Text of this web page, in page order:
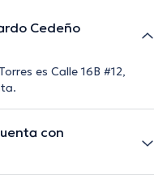
Cedeño
es Calle 16B #12,
con